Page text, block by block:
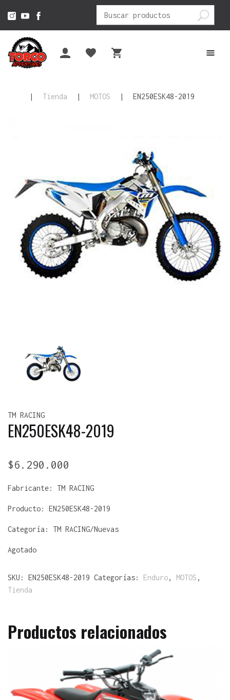
Buscar
por:
| Tienda | MOTOS | EN250ESK48-2019
TM RACING
EN250ESK48-2019
$6.290.000
Fabricante: TM RACING
Producto: EN250ESK48-2019
Categoría: TM RACING/Nuevas
Agotado
SKU: EN250ESK48-2019 Categorías: Enduro, MOTOS ,
Tienda
Productos relacionados